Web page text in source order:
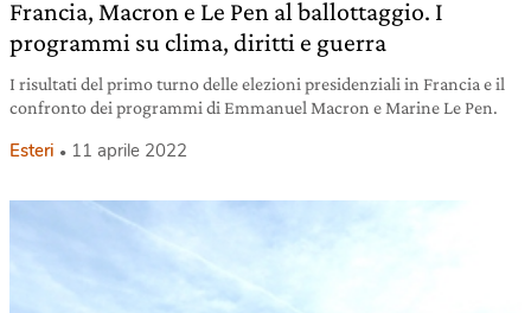
Francia, Macron e Le Pen al ballottaggio. I
programmi su clima, diritti e guerra
I risultati del primo turno delle elezioni presidenziali in Francia e il
confronto dei programmi di Emmanuel Macron e Marine Le Pen.
Esteri 11 aprile 2022